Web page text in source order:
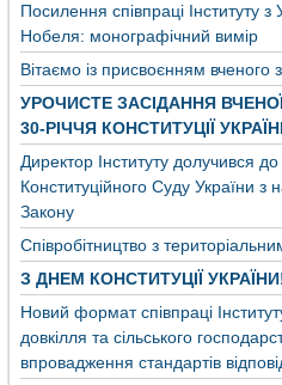
Посилення співпраці Інституту
Нобеля: монографічний вимір
Вітаємо із присвоєнням вченого
УРОЧИСТЕ ЗАСІДАННЯ
30-РІЧЧЯ КОНСТИТУЦІЇ
Директор Інституту долучився до
Конституційного Суду України
Закону
Співробітництво з
З ДНЕМ КОНСТИТУЦІЇ
Новий формат співпраці
довкілля та сільського
впровадження стандартів